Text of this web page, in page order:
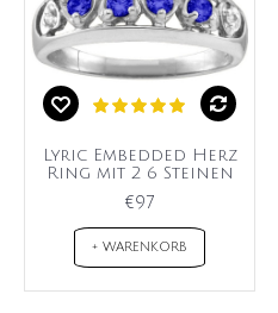
Lyric Embedded Herz
Ring mit 2 6 Steinen
€97
+ WARENKORB